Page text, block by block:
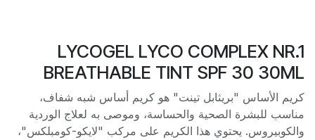
LYCOGEL LYCO COMPLEX NR.1
BREATHABLE TINT SPF 30 30ML
كريم الأساس "بريثابل تينت" هو كريم أساس شبه شفاف،
مناسب للبشرة الصحية والحساسة، وموصى به لعلاج الوردية
والكوبيروس. يحتوي هذا الكريم على مركب "لايكو-كومبلكس"،